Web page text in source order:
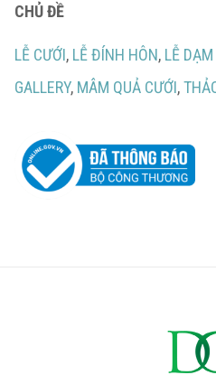
CHỦ ĐỀ
LỄ CƯỚI, LỄ ĐÍNH HÔN, LỄ
GALLERY, MÂM QUẢ CƯỚI,